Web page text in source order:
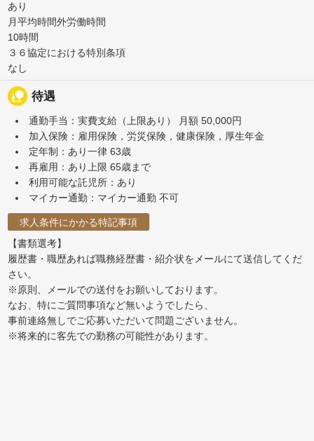
あり
月平均時間外労働時間
10時間
３６協定における特別条項
なし
nature_people 待遇
通勤手当：実費支給（上限あり） 月額 50,000円
加入保険：雇用保険，労災保険，健康保険，厚生年金
定年制：あり一律 63歳
再雇用：あり上限 65歳まで
利用可能な託児所：あり
マイカー通勤：マイカー通勤 不可
求人条件にかかる特記事項
【書類選考】
履歴書・職歴あれば職務経歴書・紹介状をメールにて送信してくだ
さい。
※原則、メールでの送付をお願いしております。
なお、特にご質問事項など無いようでしたら、
事前連絡無しでご応募いただいて問題ございません。
※将来的に客先での勤務の可能性があります。